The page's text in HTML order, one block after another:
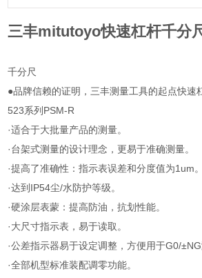
三丰mitutoyo快速杠杆千分
千分尺
●品牌信赖的证明，三丰测量工具的起点快速
523系列PSM-R
·适合于大批量产品的测量。
·台架式测量的设计理念，更易于准确测量。
·提高了准确性：指示表误差和分度值为1um。
·达到IP54尘/水防护等级。
·硬涂层表蒙：提高防油，抗划性能。
·大尺寸指示表，易于读取。
·公差指示器易于设定调整，方便用于G0/±NG
·全部机型标准装配调零功能。